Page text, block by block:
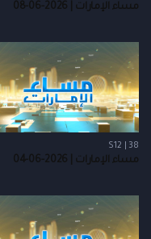
مساء الإمارات | 2026-06-08
S12 | 38
مساء الإمارات | 2026-06-04